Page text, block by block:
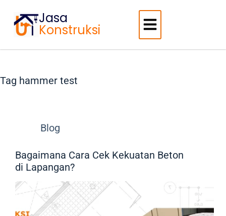
Jasa
Konstruksi
Tag hammer test
Blog
Bagaimana Cara Cek Kekuatan Beton
di Lapangan?